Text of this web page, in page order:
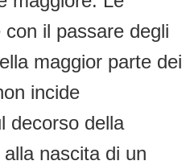
il passare degli
maggior parte dei
incide
decorso della
nascita di un